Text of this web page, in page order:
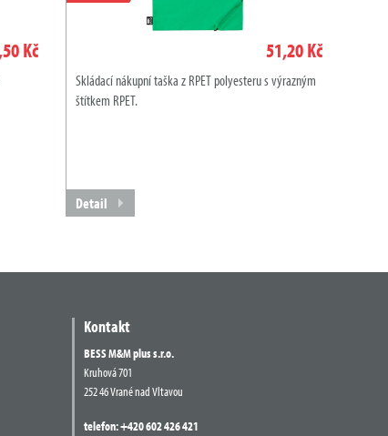
Kč 51,20 Kč
Skládací nákupní taška z RPET polyesteru s výrazným
štítkem RPET.
Detail
Kontakt
BESS M&M plus s.r.o.
Kruhová 701
252 46 Vrané nad Vltavou
telefon:+420 602 426 421